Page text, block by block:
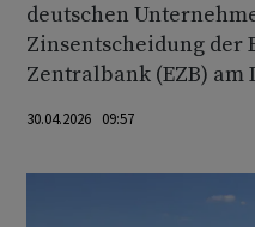
deutschen
Zinsentscheidung der
Zentralbank (EZB)
30.04.2026 09:57